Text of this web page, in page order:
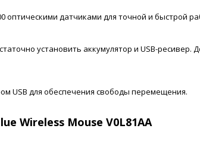
оптическими датчиками для точной и быстрой
установить аккумулятор и USB-ресивер.
USB для обеспечения свободы перемещения.
Wireless Mouse V0L81AA